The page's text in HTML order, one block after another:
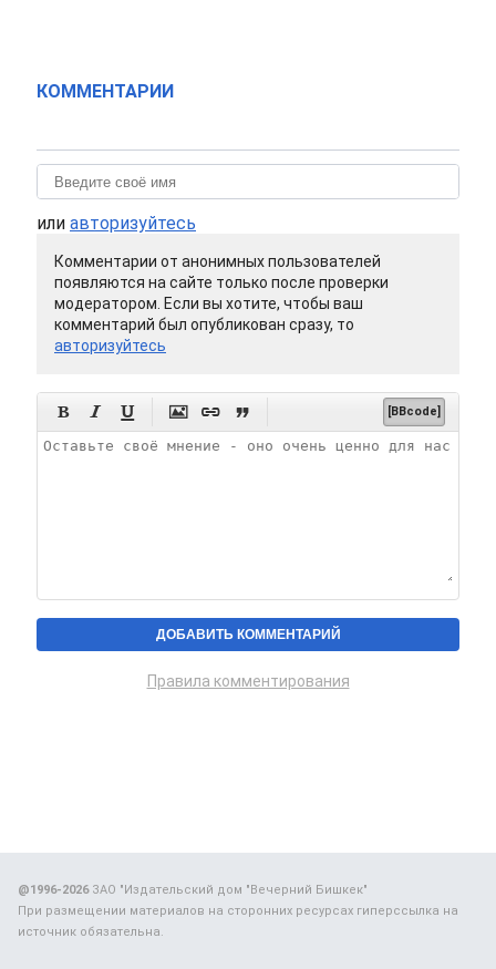
КОММЕНТАРИИ
или авторизуйтесь
Комментарии от анонимных пользователей
появляются на сайте только после проверки
модератором. Если вы хотите, чтобы ваш
комментарий был опубликован сразу, то
авторизуйтесь
      [BBcode]
Правила комментирования
@1996-2026ЗАО "Издательский дом "Вечерний Бишкек"
При размещении материалов на сторонних ресурсах гиперссылка на
источник обязательна.